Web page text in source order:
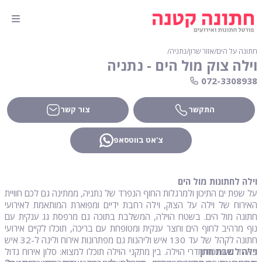
חתונה על הים∕אזור שרון∕נתניה∕
וילה צוק מול הים - נתניה
072-3308938
התקשר צור קשר
צ'אט בווטסאפ
וילה לחתונות מול הים
על שפת ים התיכון ולמרגלות החוף הנפרד של נתניה, ממתינה גם לכם חוויית
האירוח של וילה על הצוק, וילה רחבת ידיים ומפוארת המותאמת לאירועי
חתונה מול הים. בשטח הוילה, המשלבת בתוכה גם מרפסת גג ענקית עם
נוף מרהיב לחוף הים וחצר ענקית ומטופחת עם בריכה, תוכלו לקיים אירועי
חתונה לקהל של עד 130 איש וליהנות גם מפתרונות אירוח ולינה ל-32 איש
באחד משמונת חדרי הוילה. בין מתקני הוילה תוכלו למצוא: סלון אירוח גדול
וילה לשבת חתן